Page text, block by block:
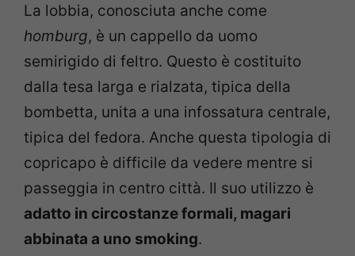
La lobbia, conosciuta anche come
homburg, è un cappello da uomo
semirigido di feltro. Questo è costituito
dalla tesa larga e rialzata, tipica della
bombetta, unita a una infossatura centrale,
tipica del fedora. Anche questa tipologia di
copricapo è difficile da vedere mentre si
passeggia in centro città. Il suo utilizzo è
adatto in circostanze formali, magari
abbinata a uno smoking.